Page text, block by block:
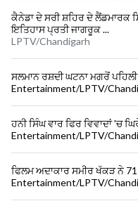
ਕੈਨੇਡਾ ਦੇ ਸਰੀ ਸ਼ਹਿਰ ਦੇ ਲੈਂਡਮਾਰਕ
ਇਤਿਹਾਸ ਪ੍ਰਤੀ ਜਾਗਰੂਕ ...
LPTV/Chandigarh
ਸਲਮਾਨ ਰਸ਼ਦੀ ਘਟਨਾ ਮਗਰੋਂ
Entertainment/LPTV/
ਹਨੀ ਸਿੰਘ ਵਾਰ ਫਿਰ ਵਿਵਾਦਾਂ 'ਚ
Entertainment/LPTV/
ਫਿਲਮ ਅਦਾਕਾਰ ਸਮੀਰ ਖੱਕੜ ਨੇ
Entertainment/LPTV/